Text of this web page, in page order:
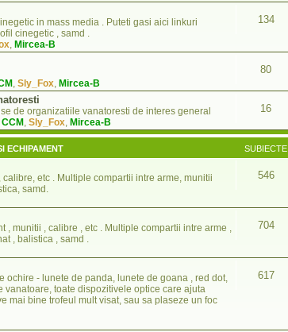
in mass media . Puteti gasi aici linkuri
cinegetic , samd .
, Mircea-B
134
, Sly_Fox, Mircea-B
80
de organizatiile vanatoresti de interes general
CCM , Sly_Fox, Mircea-B
16
ECHIPAMENT SUBIECTE
etc . Multiple compartii intre arme, munitii
samd.
546
, munitii , calibre , etc . Multiple compartii intre arme ,
, balistica , samd .
704
ochire - lunete de panda, lunete de goana , red dot,
vanatoare, toate dispozitivele optice care ajuta
mai bine trofeul mult visat, sau sa plaseze un foc
617